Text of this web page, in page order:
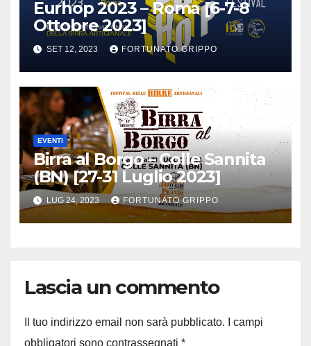
Eurhop 2023 – Roma [6-7-8
Ottobre 2023]
SET 12, 2023 FORTUNATO GRIPPO
EVENTI
Birra al Borgo – Colle Sannita
(BN) [27-31 Luglio 2023]
LUG 24, 2023 FORTUNATO GRIPPO
Lascia un commento
Il tuo indirizzo email non sarà pubblicato.
I campi
obbligatori sono contrassegnati *